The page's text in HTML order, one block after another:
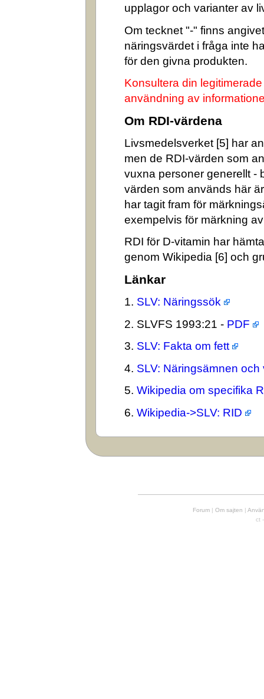
upplagor och varianter av
Om tecknet "-" finns
näringsvärdet i fråga inte
för den givna produkten.
Konsultera din
användning av
Om RDI-värdena
Livsmedelsverket [5] har
men de RDI-värden som
vuxna personer generellt -
värden som används här
har tagit fram för
exempelvis för märkning
RDI för D-vitamin har
genom Wikipedia [6] och
Länkar
1. SLV: Näringssök
2. SLVFS 1993:21 - PDF
3. SLV: Fakta om fett
4. SLV: Näringsämnen och
5. Wikipedia om specifika
6. Wikipedia->SLV: RID
Forum | Om sajten |
ct